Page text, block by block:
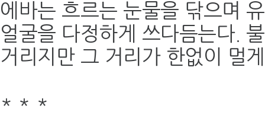
에바는 흐르는 눈물을 닦으며
얼굴을 다정하게 쓰다듬는다.
거리지만 그 거리가 한없이 멀
* * *